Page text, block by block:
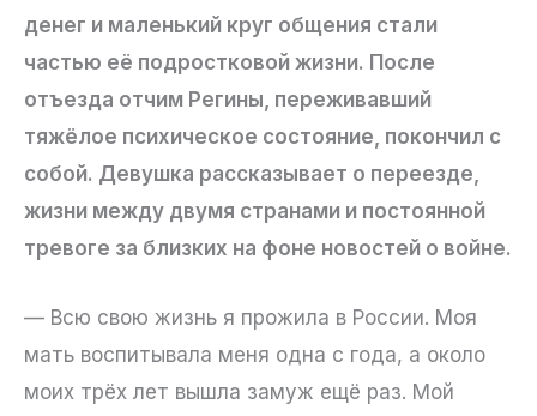
денег и маленький круг общения стали
частью её подростковой жизни. После
отъезда отчим Регины, переживавший
тяжёлое психическое состояние, покончил с
собой. Девушка рассказывает о переезде,
жизни между двумя странами и постоянной
тревоге за близких на фоне новостей о войне.
— Всю свою жизнь я прожила в России. Моя
мать воспитывала меня одна с года, а около
моих трёх лет вышла замуж ещё раз. Мой